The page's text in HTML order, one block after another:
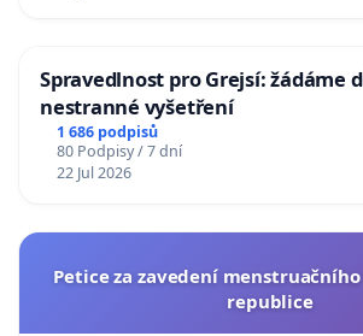
Spravedlnost pro Grejsí: žádáme
nestranné vyšetření
1 686 podpisů
80 Podpisy / 7 dní
22 Jul 2026
Petice za zavedení
republice